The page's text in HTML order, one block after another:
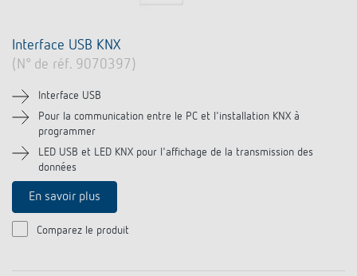
Interface USB KNX
(N° de réf. 9070397)
Interface USB
Pour la communication entre le PC et l'installation KNX à
programmer
LED USB et LED KNX pour l'affichage de la transmission des
données
En savoir plus
Comparez le produit